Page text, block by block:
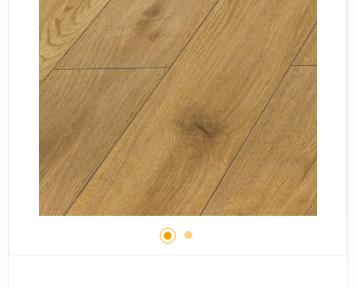
Серый
Бежевый
Дуб светлый
Коричневый
Страна
Австрия
Бельгия
Германия
Подложка под паркет и ламинат